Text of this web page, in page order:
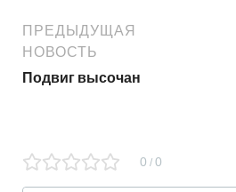
ПРЕДЫДУЩАЯ
НОВОСТЬ
Подвиг высочан
0 / 0